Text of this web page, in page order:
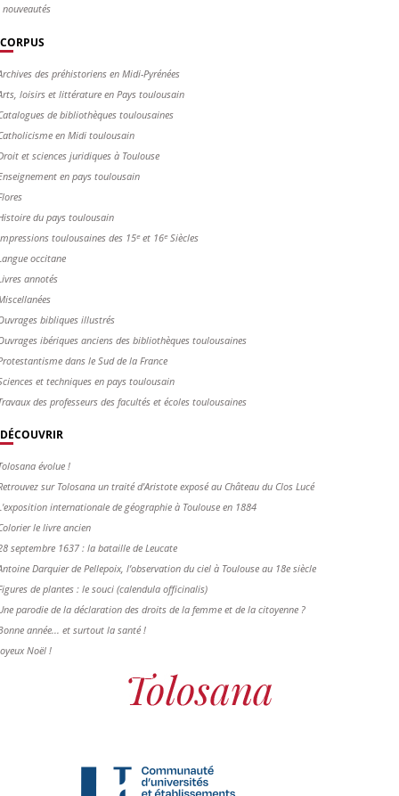
nouveautés
CORPUS
des préhistoriens en Midi-Pyrénées
loisirs et littérature en Pays toulousain
de bibliothèques toulousaines
en Midi toulousain
et sciences juridiques à Toulouse
en pays toulousain
du pays toulousain
toulousaines des 15ᵉ et 16ᵉ Siècles
occitane
annotés
bibliques illustrés
ibériques anciens des bibliothèques toulousaines
dans le Sud de la France
et techniques en pays toulousain
des professeurs des facultés et écoles toulousaines
DÉCOUVRIR
évolue !
sur Tolosana un traité d'Aristote exposé au Château du Clos Lucé
internationale de géographie à Toulouse en 1884
le livre ancien
septembre 1637 : la bataille de Leucate
Darquier de Pellepoix, l’observation du ciel à Toulouse au 18e siècle
de plantes : le souci (calendula officinalis)
parodie de la déclaration des droits de la femme et de la citoyenne ?
année... et surtout la santé !
Noël !